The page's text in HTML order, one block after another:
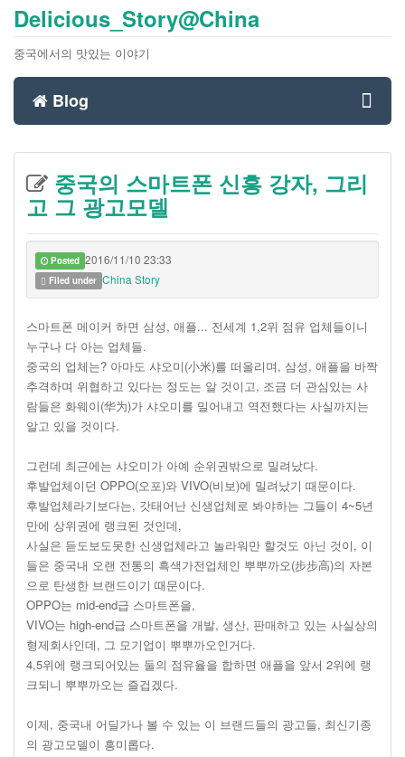
Delicious_Story@China
중국에서의 맛있는 이야기
Blog
중국의 스마트폰 신흥 강자, 그리
고 그 광고모델
Posted 2016/11/10 23:33
Filed under China Story
스마트폰 메이커 하면 삼성, 애플... 전세계 1,2위 점유 업체들이니
누구나 다 아는 업체들.
중국의 업체는? 아마도 샤오미(小米)를 떠올리며, 삼성, 애플을 바짝
추격하며 위협하고 있다는 정도는 알 것이고, 조금 더 관심있는 사
람들은 화웨이(华为)가 샤오미를 밀어내고 역전했다는 사실까지는
알고 있을 것이다.
그런데 최근에는 샤오미가 아예 순위권밖으로 밀려났다.
후발업체이던 OPPO(오포)와 VIVO(비보)에 밀려났기 때문이다.
후발업체라기보다는, 갓태어난 신생업체로 봐야하는 그들이 4~5년
만에 상위권에 랭크된 것인데,
사실은 듣도보도못한 신생업체라고 놀라워만 할것도 아닌 것이, 이
들은 중국내 오랜 전통의 흑색가전업체인 뿌뿌까오(步步高)의 자본
으로 탄생한 브랜드이기 때문이다.
OPPO는 mid-end급 스마트폰을,
VIVO는 high-end급 스마트폰을 개발, 생산, 판매하고 있는 사실상의
형제회사인데, 그 모기업이 뿌뿌까오인거다.
4,5위에 랭크되어있는 둘의 점유율을 합하면 애플을 앞서 2위에 랭
크되니 뿌뿌까오는 즐겁겠다.
이제, 중국내 어딜가나 볼 수 있는 이 브랜드들의 광고들, 최신기종
의 광고모델이 흥미롭다.